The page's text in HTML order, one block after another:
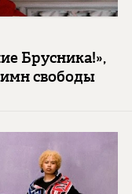
Брусника!»,
свободы